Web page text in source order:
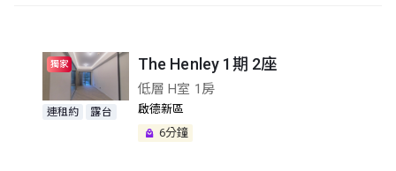
獨家
連租約 露台
The Henley 1期 2座
低層 H室 1房
啟德新區
6分鐘